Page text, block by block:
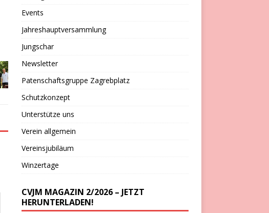
Events
Jahreshauptversammlung
Jungschar
Newsletter
Patenschaftsgruppe Zagrebplatz
Schutzkonzept
Unterstütze uns
Verein allgemein
Vereinsjubiläum
Winzertage
CVJM MAGAZIN 2/2026 – JETZT
HERUNTERLADEN!